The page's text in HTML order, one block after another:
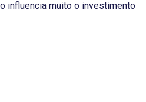
influencia muito o investimento